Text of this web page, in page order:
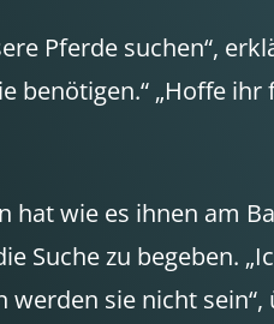
Pferde suchen“,
benötigen.“ „Hoffe
wie es ihnen am
Suche zu begeben.
sie nicht sein“,